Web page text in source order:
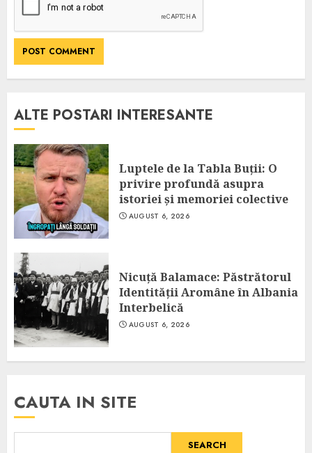
ALTE POSTARI INTERESANTE
Luptele de la Tabla Buții: O
privire profundă asupra
istoriei și memoriei colective
AUGUST 6, 2026
Nicuță Balamace: Păstrătorul
Identității Aromâne în Albania
Interbelică
AUGUST 6, 2026
CAUTA IN SITE
SEARCH